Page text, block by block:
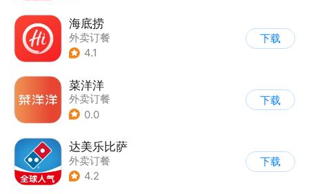
海底捞
外卖订餐
4.1
下载
菜洋洋
外卖订餐
0.0
下载
达美乐比萨
外卖订餐
4.2
下载